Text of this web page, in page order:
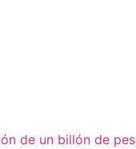
de un billón de